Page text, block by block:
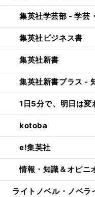
集英社学芸部 - 学芸
集英社ビジネス書
集英社新書
集英社新書プラス -
1日5分で、明日は
kotoba
e!集英社
情報・知識＆オピ
ライトノベル・ノベラ